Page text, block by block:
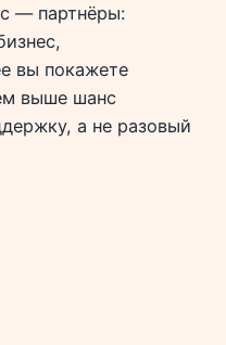
— партнёры:
вы покажете
выше шанс
а не разовый